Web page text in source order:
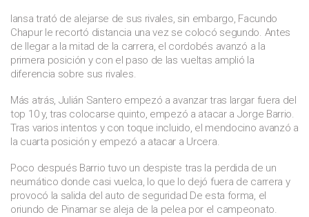
Iansa trató de alejarse de sus rivales, sin embargo, Facundo
Chapur le recortó distancia una vez se colocó segundo. Antes
de llegar a la mitad de la carrera, el cordobés avanzó a la
primera posición y con el paso de las vueltas amplió la
diferencia sobre sus rivales.
Más atrás, Julián Santero empezó a avanzar tras largar fuera del
top 10 y, tras colocarse quinto, empezó a atacar a Jorge Barrio.
Tras varios intentos y con toque incluido, el mendocino avanzó a
la cuarta posición y empezó a atacar a Urcera.
Poco después Barrio tuvo un despiste tras la perdida de un
neumático donde casi vuelca, lo que lo dejó fuera de carrera y
provocó la salida del auto de seguridad De esta forma, el
oriundo de Pinamar se aleja de la pelea por el campeonato.